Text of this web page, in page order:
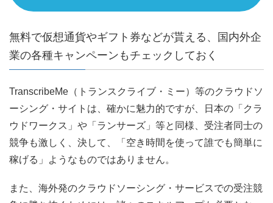
無料で仮想通貨やギフト券などが貰える、国内外企
業の各種キャンペーンもチェックしておく
TranscribeMe（トランスクライブ・ミー）等のクラウドソ
ーシング・サイトは、確かに魅力的ですが、日本の「クラ
ウドワークス」や「ランサーズ」等と同様、受注者同士の
競争も激しく、決して、「空き時間を使って誰でも簡単に
稼げる」ようなものではありません。
また、海外発のクラウドソーシング・サービスでの受注競